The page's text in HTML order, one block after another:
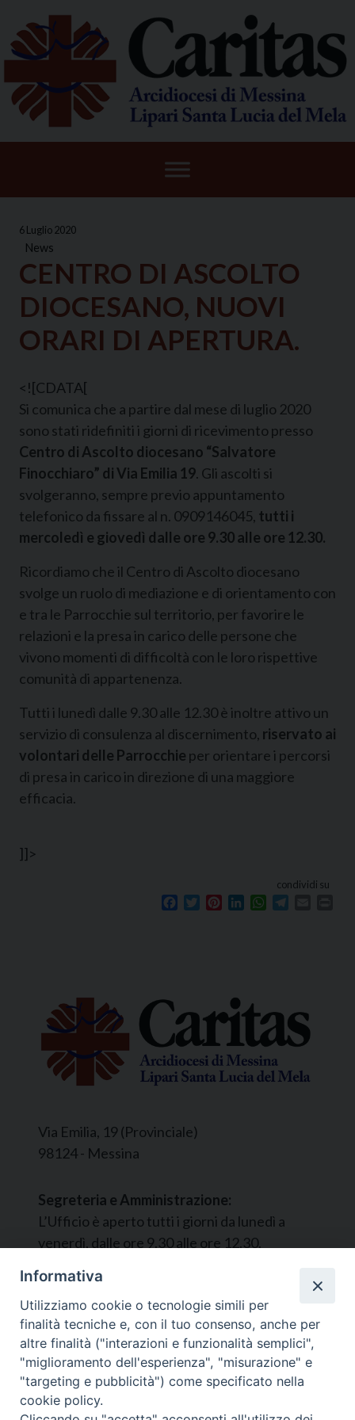
content
6 Luglio 2020
News
CENTRO DI ASCOLTO
DIOCESANO, NUOVI
ORARI DI APERTURA.
<![CDATA[
Si comunica che a partire dal mese di luglio 2020
sono stati ridefiniti i giorni di ricevimento presso
Centro di Ascolto diocesano “Salvatore
Finocchiaro” di Via Emilia 19. Gli ascolti si
svolgeranno, sempre previo appuntamento
telefonico da fissare al n. 0909146045, tutti i
mercoledì e giovedì dalle ore 9.30 alle ore 12.30.
Ricordiamo che il Centro di Ascolto diocesano
svolge un ruolo di mediazione e di orientamento con
e tra le Parrocchie sul territorio, per favorire le
relazioni e la presa in carico delle persone che
vivono momenti di difficoltà con le loro rispettive
comunità di appartenenza.
Tutti i lunedì dalle 9.30 alle 12.30 è inoltre attivo un
servizio di consulenza al discernimento, riservato ai
volontari delle Parrocchie per orientare i percorsi
di presa in carico in direzione di una maggiore
efficacia.
]]>
condividi su
Facebook
TwitterPinterestLinkedInWhatsApp
Via Emilia, 19 (Provinciale)
98124 - Messina
Segreteria e Amministrazione:
L’Ufficio è aperto tutti i giorni da lunedì a
venerdì, dalle ore 9.30 alle ore 12.30.
mail:ufficiocaritas@diocesimessina.it
Seguici su
Informativa
Utilizziamo cookie o tecnologie simili per
finalità tecniche e, con il tuo consenso, anche per
altre finalità ("interazioni e funzionalità semplici",
"miglioramento dell'esperienza", "misurazione" e
"targeting e pubblicità") come specificato nella
cookie policy.